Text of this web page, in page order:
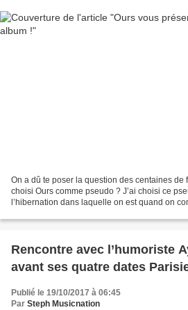
On a dû te poser la question des centaines de
choisi Ours comme pseudo ? J’ai choisi ce
l’hibernation dans laquelle on est quand on
Rencontre avec l’humoriste
avant ses quatre dates
Publié le 19/10/2017 à 06:45
Par Steph Musicnation